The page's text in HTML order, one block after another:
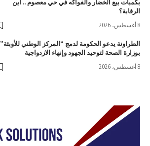
بكمبات بيع الخضار والفواكه في حي معصوم .. اين
الرقابة؟
8 أغسطس، 2026
الطراونة يدعو الحكومة لدمج “المركز الوطني للأوبئة”
بوزارة الصحة لتوحيد الجهود وإنهاء الازدواجية
8 أغسطس، 2026